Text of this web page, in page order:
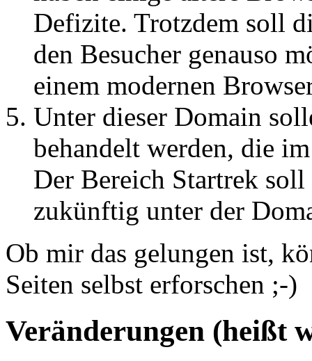
Defizite. Trotzdem soll
den Besucher genauso
einem modernen
Unter dieser Domain
behandelt werden, die
Der Bereich Startrek
zukünftig unter der
Ob mir das gelungen ist,
Seiten selbst erforschen ;-)
Veränderungen (heißt